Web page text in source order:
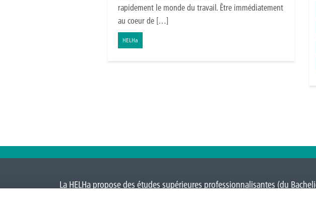
rapidement le monde du travail. Être immédiatement
au coeur de […]
HELHa
La HELHa propose des études supérieures professionnalisantes (du